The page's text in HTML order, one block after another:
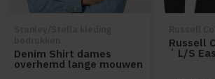
Denim Shirt dames
overhemd lange mouwen
Russell
´ L/S